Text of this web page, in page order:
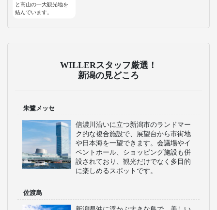
と高山の一大観光地を
結んでいます。
WILLERスタッフ厳選！
新潟の見どころ
朱鷺メッセ
信濃川沿いに立つ新潟市のランドマー
ク的な複合施設で、展望台から市街地
や日本海を一望できます。会議場やイ
ベントホール、ショッピング施設も併
設されており、観光だけでなく多目的
に楽しめるスポットです。
佐渡島